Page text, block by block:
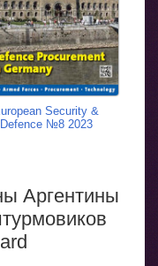
Security &
Defence №8 2023
Аргентины